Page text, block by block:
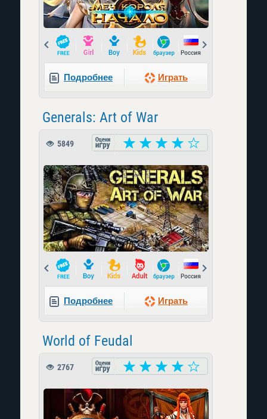
Prev
Подробнее Играть
Generals: Art of War
5849
Prev
Подробнее Играть
World of Feudal
2767